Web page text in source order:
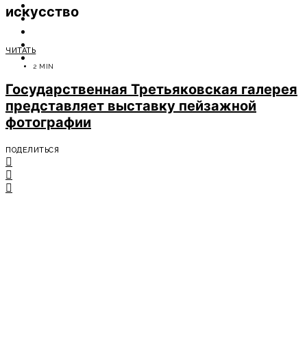
КРАСОТА
МОДА
искусство
ЧИТАТЬ
2 MIN
Государственная Третьяковская галерея
представляет выставку пейзажной
фотографии
ПОДЕЛИТЬСЯ